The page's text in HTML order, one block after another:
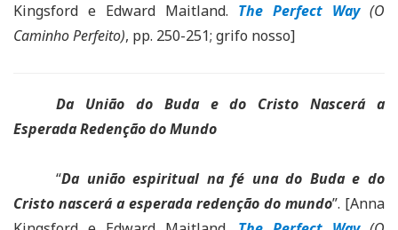
Kingsford e Edward Maitland. The Perfect Way (O
Caminho Perfeito), pp. 250-251; grifo nosso]
Da União do Buda e do Cristo Nascerá a
Esperada Redenção do Mundo
“Da união espiritual na fé una do Buda e do
Cristo nascerá a esperada redenção do mundo”. [Anna